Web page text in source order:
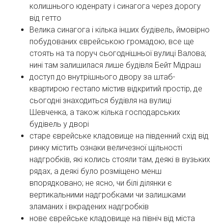
колишнього юденрату і синагога через дорогу
від гетто
Велика синагога і кілька інших будівель, ймовірно
побудованих єврейською громадою, все ще
стоять на та поруч сьогоднішньої вулиці Валова;
нині там залишилася лише будівля Бейт Мідраш
доступ до внутрішнього двору за штаб-
квартирою гестапо містив відкритий простір, де
сьогодні знаходиться будівля на вулиці
Шевченка, а також кілька господарських
будівель у дворі
старе єврейське кладовище на південний схід від
ринку містить ознаки величезної щільності
надгробків, які колись стояли там, деякі в вузьких
рядах, а деякі було розміщено менш
впорядковано; не ясно, чи білі ділянки є
вертикальними надгробками чи залишками
зламаних і вкрадених надгробків
нове єврейське кладовище на північ від міста